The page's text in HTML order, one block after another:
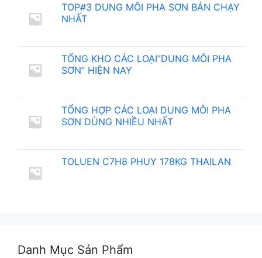
TOP#3 DUNG MÔI PHA SƠN BÁN CHẠY
NHẤT
TỔNG KHO CÁC LOẠI”DUNG MÔI PHA
SƠN” HIỆN NAY
TỔNG HỢP CÁC LOẠI DUNG MÔI PHA
SƠN DÙNG NHIỀU NHẤT
TOLUEN C7H8 PHUY 178KG THAILAN
Danh Mục Sản Phẩm